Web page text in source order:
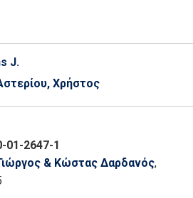
J.
Χρήστος
01-2647-1
& Κώστας Δαρδανός,